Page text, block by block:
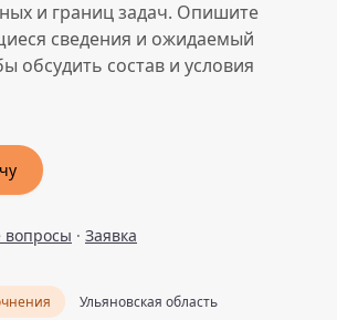
и границ задач. Опишите
сведения и ожидаемый
обсудить состав и условия
вопросы · Заявка
Ульяновская область